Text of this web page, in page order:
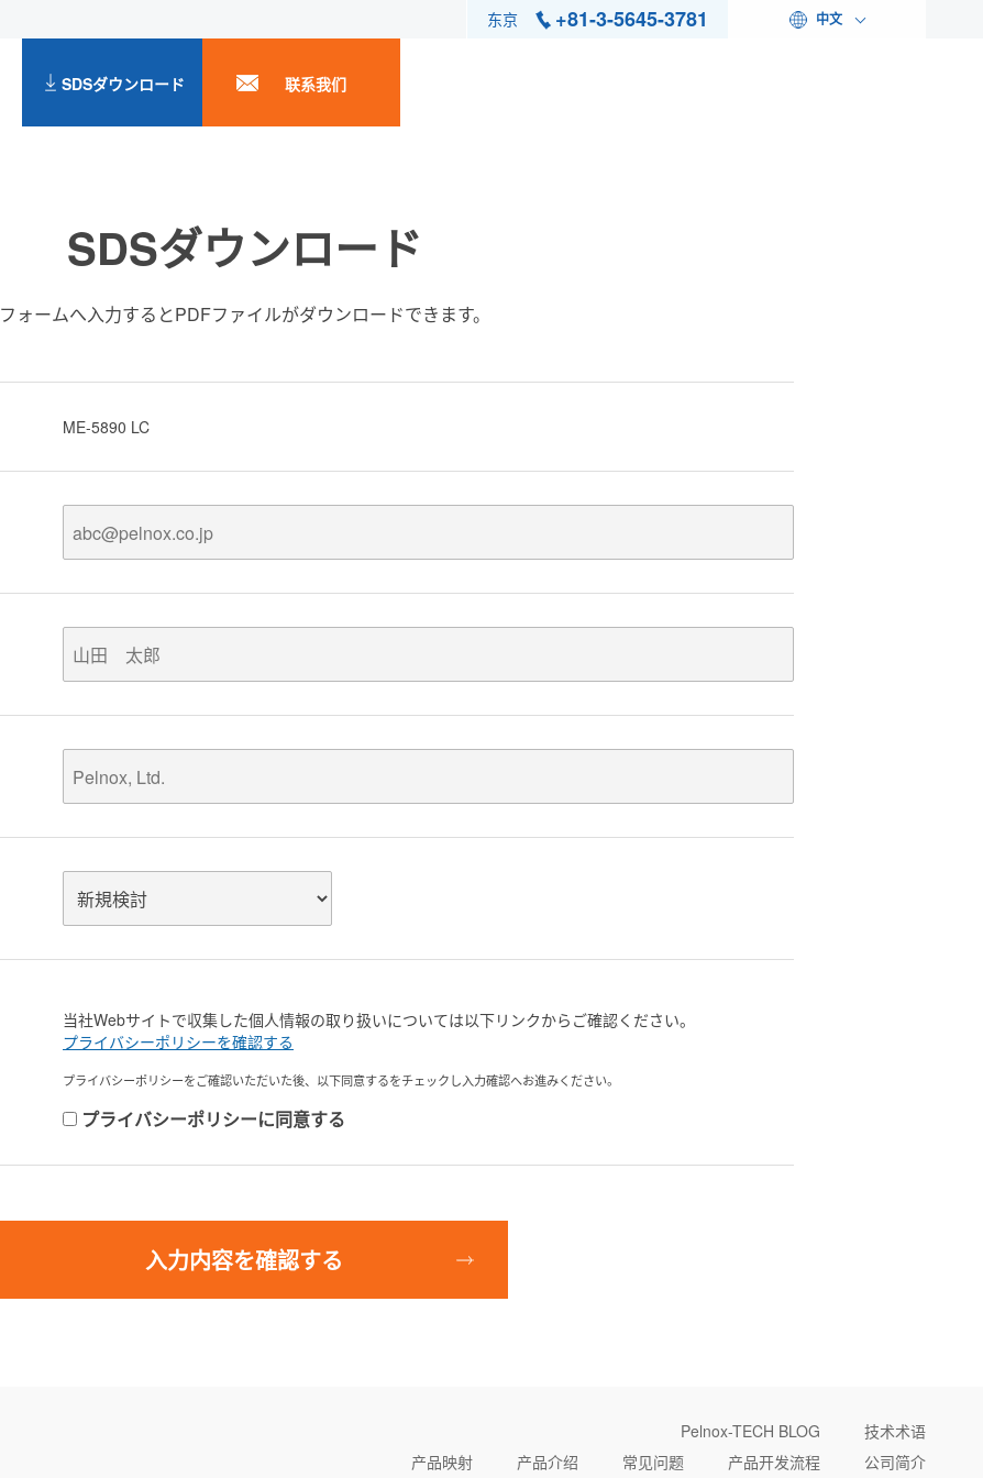
东京 +81-3-5645-3781 中文
SDSダウンロード 联系我们
SDSダウンロード
フォームへ入力するとPDFファイルがダウンロードできます。
ME-5890 LC
当社Webサイトで収集した個人情報の取り扱いについては以下リンクからご確認ください。
プライバシーポリシーを確認する
プライバシーポリシーをご確認いただいた後、以下同意するをチェックし入力確認へお進みください。
プライバシーポリシーに同意する
入力内容を確認する
Pelnox-TECH BLOG
技术术语
产品映射
产品介绍 常见问题 产品开发流程 公司简介